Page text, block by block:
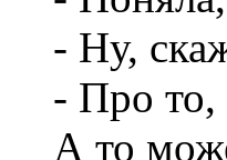
- Ну,
- Про то,
А то